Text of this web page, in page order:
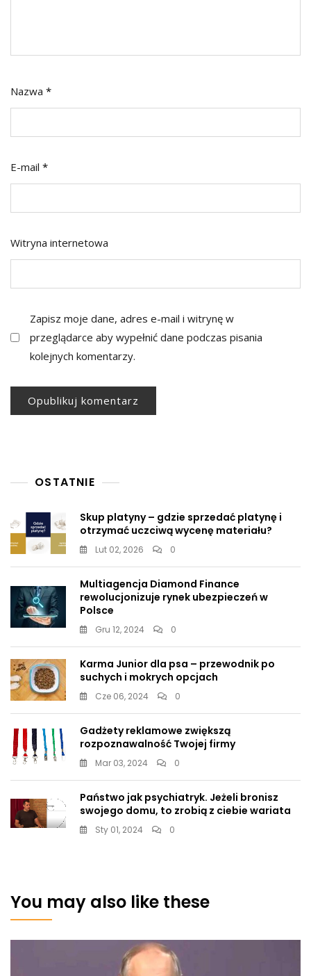
Nazwa *
E-mail *
Witryna internetowa
Zapisz moje dane, adres e-mail i witrynę w
przeglądarce aby wypełnić dane podczas pisania
kolejnych komentarzy.
OSTATNIE
Skup platyny – gdzie sprzedać platynę i
otrzymać uczciwą wycenę materiału?
Lut 02, 2026 0
Multiagencja Diamond Finance
rewolucjonizuje rynek ubezpieczeń w
Polsce
Gru 12, 2024 0
Karma Junior dla psa – przewodnik po
suchych i mokrych opcjach
Cze 06, 2024 0
Gadżety reklamowe zwiększą
rozpoznawalność Twojej firmy
Mar 03, 2024 0
Państwo jak psychiatryk. Jeżeli bronisz
swojego domu, to zrobią z ciebie wariata
Sty 01, 2024 0
You may also like these